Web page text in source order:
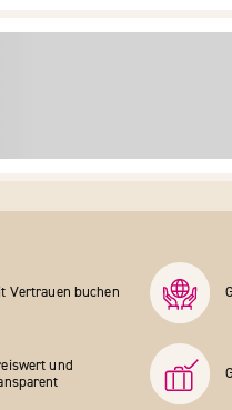
Vertrauen buchen
und